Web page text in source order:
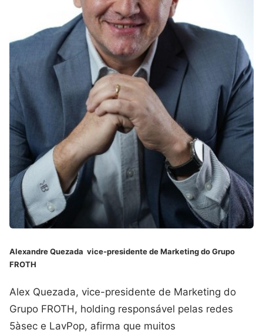
Alexandre Quezada vice-presidente de Marketing do Grupo
FROTH
Alex Quezada, vice-presidente de Marketing do
Grupo FROTH, holding responsável pelas redes
5àsec e LavPop, afirma que muitos